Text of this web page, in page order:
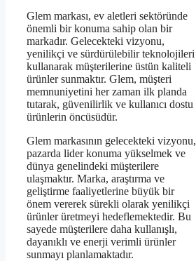
Glem markası, ev aletleri sektöründe
önemli bir konuma sahip olan bir
markadır. Gelecekteki vizyonu,
yenilikçi ve sürdürülebilir teknolojileri
kullanarak müşterilerine üstün kaliteli
ürünler sunmaktır. Glem, müşteri
memnuniyetini her zaman ilk planda
tutarak, güvenilirlik ve kullanıcı dostu
ürünlerin öncüsüdür.
Glem markasının gelecekteki vizyonu,
pazarda lider konuma yükselmek ve
dünya genelindeki müşterilere
ulaşmaktır. Marka, araştırma ve
geliştirme faaliyetlerine büyük bir
önem vererek sürekli olarak yenilikçi
ürünler üretmeyi hedeflemektedir. Bu
sayede müşterilere daha kullanışlı,
dayanıklı ve enerji verimli ürünler
sunmayı planlamaktadır.